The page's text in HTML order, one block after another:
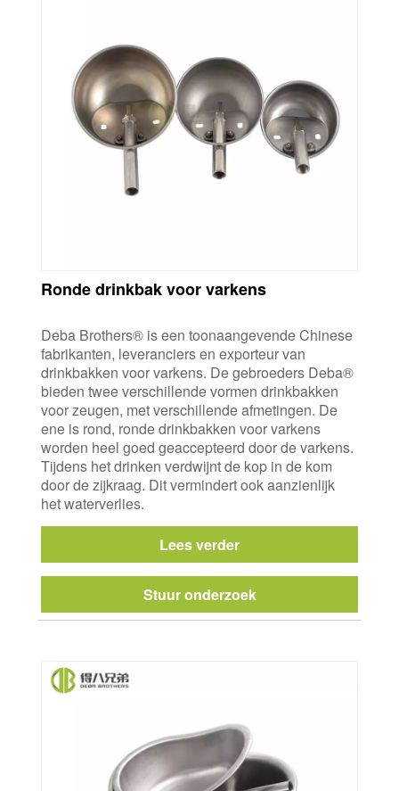
Ronde drinkbak voor varkens
Deba Brothers® is een toonaangevende Chinese
fabrikanten, leveranciers en exporteur van
drinkbakken voor varkens. De gebroeders Deba®
bieden twee verschillende vormen drinkbakken
voor zeugen, met verschillende afmetingen. De
ene is rond, ronde drinkbakken voor varkens
worden heel goed geaccepteerd door de varkens.
Tijdens het drinken verdwijnt de kop in de kom
door de zijkraag. Dit vermindert ook aanzienlijk
het waterverlies.
Lees verder
Stuur onderzoek